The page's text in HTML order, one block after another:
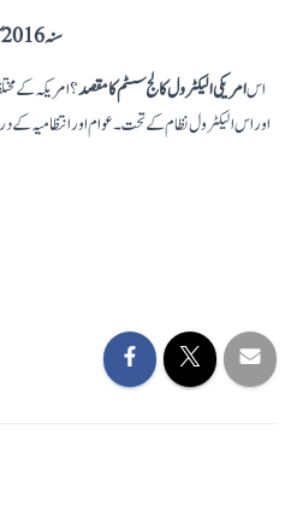
سنہ 2016 کا انتخاب:
اسامریکی الیکٹرول کالج سسٹم کا مقصد
اور اس الیکٹرول نظام کے تحت۔ عوام اور انتظامیہ کے